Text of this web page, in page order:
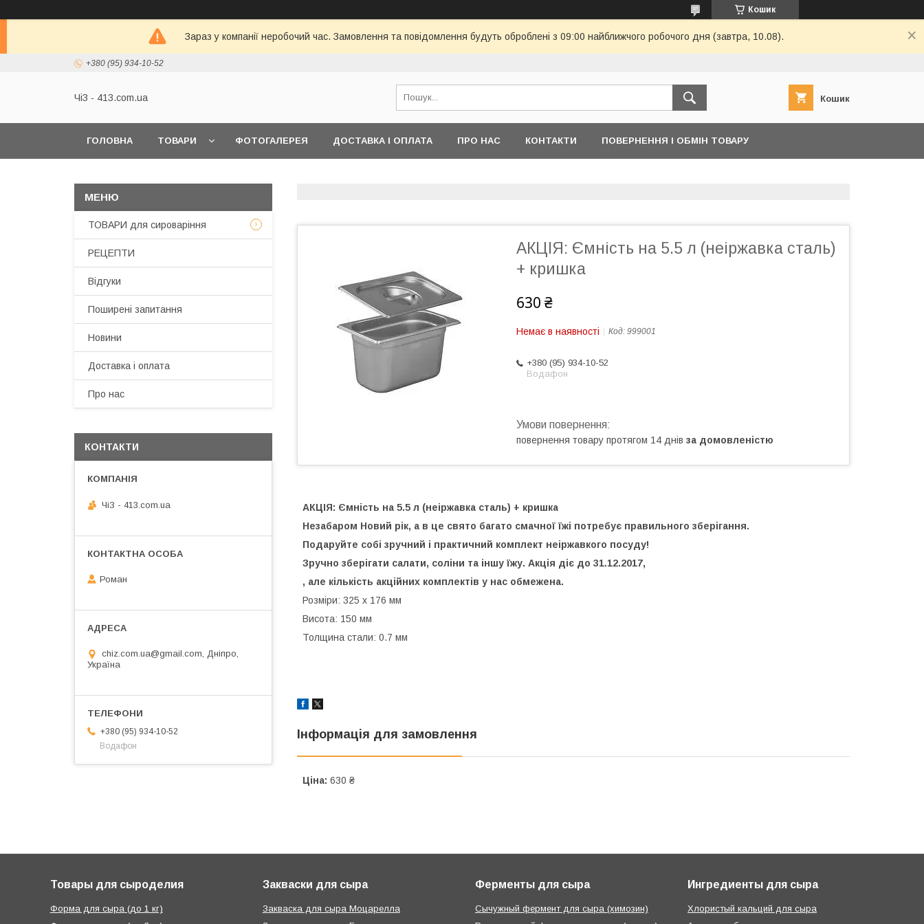
Кошик
Зараз у компанії неробочий час. Замовлення та повідомлення будуть оброблені з 09:00 найближчого робочого дня (завтра, 10.08).
+380 (95) 934-10-52
ЧіЗ - 413.com.ua Кошик
ГОЛОВНА ТОВАРИ ФОТОГАЛЕРЕЯ ДОСТАВКА І ОПЛАТА ПРО НАС КОНТАКТИ ПОВЕРНЕННЯ І ОБМІН ТОВАРУ
АКЦІЯ: Ємність на 5.5 л (неіржавка сталь)
+ кришка
630 ₴
Немає в наявності Код: 999001
+380 (95) 934-10-52
Водафон
повернення товару протягом 14 днів за домовленістю
АКЦІЯ: Ємність на 5.5 л (неіржавка сталь) + кришка
Незабаром Новий рік, а в це свято багато смачної їжі потребує правильного зберігання.
Подаруйте собі зручний і практичний комплект неіржавкого посуду!
Зручно зберігати салати, соліни та іншу їжу. Акція діє до 31.12.2017,
, але кількість акційних комплектів у нас обмежена.
Розміри: 325 х 176 мм
Висота: 150 мм
Толщина стали: 0.7 мм
Інформація для замовлення
Ціна: 630 ₴
ТОВАРИ для сироваріння
РЕЦЕПТИ
Відгуки
Поширені запитання
Новини
Доставка і оплата
Про нас
КОНТАКТИ
ЧiЗ - 413.com.ua
Роман
chiz.com.ua@gmail.com, Дніпро,
Україна
+380 (95) 934-10-52
Водафон
Товары для сыроделия
Форма для сыра (до 1 кг)
Закваски для сыра
Закваска для сыра Моцарелла
Ферменты для сыра
Сычужный фермент для сыра (химозин)
Ингредиенты для сыра
Хлористый кальций для сыра